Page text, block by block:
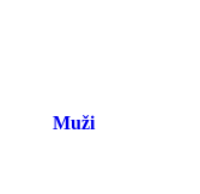
Muži